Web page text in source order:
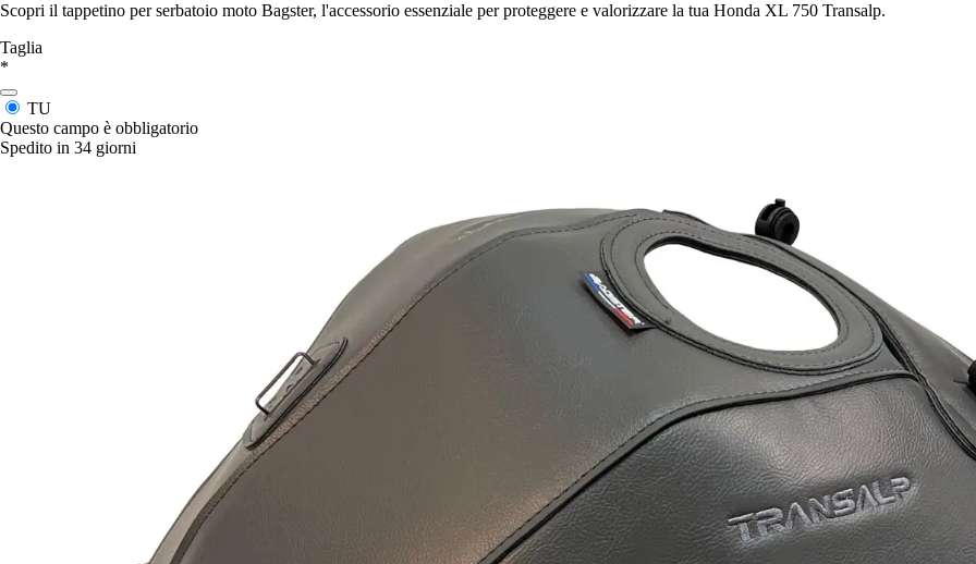
Scopri il tappetino per serbatoio moto Bagster, l'accessorio essenziale per proteggere e valorizzare la tua Honda XL 750 Transalp.
Taglia
*
TU
Questo campo è obbligatorio
Spedito in 34 giorni